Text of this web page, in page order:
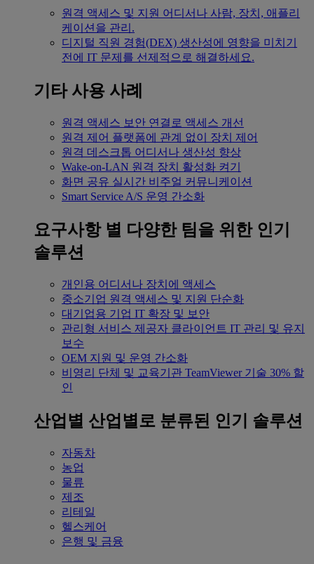
원격 액세스 및 지원 어디서나 사람, 장치, 애플리
케이션을 관리.
디지털 직원 경험(DEX) 생산성에 영향을 미치기
전에 IT 문제를 선제적으로 해결하세요.
기타 사용 사례
원격 액세스 보안 연결로 액세스 개선
원격 제어 플랫폼에 관계 없이 장치 제어
원격 데스크톱 어디서나 생산성 향상
Wake-on-LAN 원격 장치 활성화 켜기
화면 공유 실시간 비주얼 커뮤니케이션
Smart Service A/S 운영 간소화
요구사항 별 다양한 팀을 위한 인기
솔루션
개인용 어디서나 장치에 액세스
중소기업 원격 액세스 및 지원 단순화
대기업용 기업 IT 확장 및 보안
관리형 서비스 제공자 클라이언트 IT 관리 및 유지
보수
OEM 지원 및 운영 간소화
비영리 단체 및 교육기관 TeamViewer 기술 30% 할
인
산업별 산업별로 분류된 인기 솔루션
자동차
농업
물류
제조
리테일
헬스케어
은행 및 금융